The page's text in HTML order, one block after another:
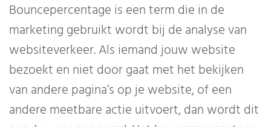
Bouncepercentage is een term die in de
marketing gebruikt wordt bij de analyse van
websiteverkeer. Als iemand jouw website
bezoekt en niet door gaat met het bekijken
van andere pagina’s op je website, of een
andere meetbare actie uitvoert, dan wordt dit